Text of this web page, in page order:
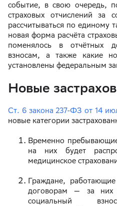
событие, в свою очередь,
страховых отчислений за
рассчитываться по единому
новая форма расчёта
поменялось в отчётных
взносам, а также какие
установлены федеральным
Новые
Ст. 6 закона 237-ФЗ от 14
новые категории
Временно
на них будет
медицинское
Граждане,
договорам — за них
социальный